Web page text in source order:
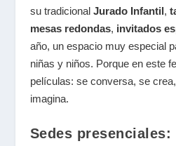
su tradicional Jurado Infantil,
mesas redondas, invitados
año, un espacio muy especial
niñas y niños. Porque en este
películas: se conversa, se
imagina.
Sedes presenciales: